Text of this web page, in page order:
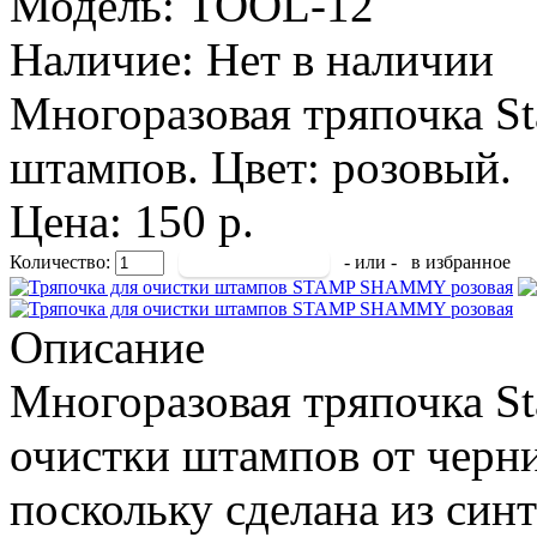
Наличие: Нет в наличии
Многоразовая тряпочка
штампов. Цвет: розовый.
Цена: 150 р.
Количество: - или - в избранное
Описание
Многоразовая тряпочка
очистки штампов от
поскольку сделана из